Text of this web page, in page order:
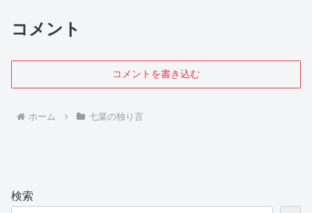
コメント
コメントを書き込む
ホーム 七菜の独り言
検索